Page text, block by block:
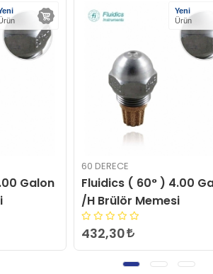
Galon
Yeni
Ürün
60 DERECE
Fluidics ( 60° ) 17.00
/H Brülör Memesi
432,30